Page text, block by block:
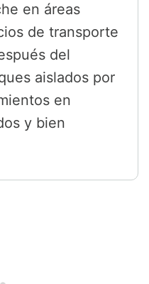
en áreas
de transporte
del
aislados por
en
y bien